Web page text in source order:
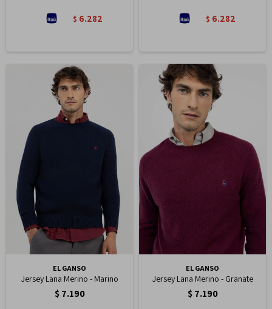
$ 6.282 $ 6.282
EL GANSO
Jersey Lana Merino - Marino
$ 7.190
EL GANSO
Jersey Lana Merino - Granate
$ 7.190